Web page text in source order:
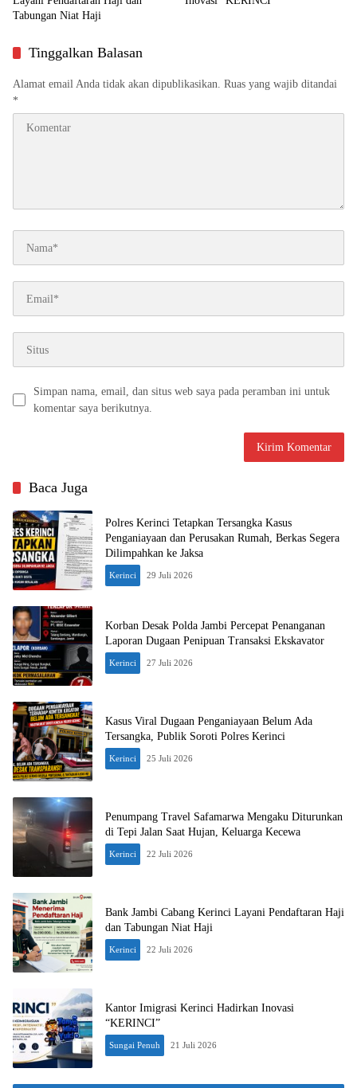
Tabungan Niat Haji
Tinggalkan Balasan
Alamat email Anda tidak akan dipublikasikan. Ruas yang wajib ditandai
*
Simpan nama, email, dan situs web saya pada peramban ini untuk
komentar saya berikutnya.
Baca Juga
Polres Kerinci Tetapkan Tersangka Kasus
Penganiayaan dan Perusakan Rumah, Berkas Segera
Dilimpahkan ke Jaksa
Kerinci 29 Juli 2026
Korban Desak Polda Jambi Percepat Penanganan
Laporan Dugaan Penipuan Transaksi Ekskavator
Kerinci 27 Juli 2026
Kasus Viral Dugaan Penganiayaan Belum Ada
Tersangka, Publik Soroti Polres Kerinci
Kerinci 25 Juli 2026
Penumpang Travel Safamarwa Mengaku Diturunkan
di Tepi Jalan Saat Hujan, Keluarga Kecewa
Kerinci 22 Juli 2026
Bank Jambi Cabang Kerinci Layani Pendaftaran Haji
dan Tabungan Niat Haji
Kerinci 22 Juli 2026
Kantor Imigrasi Kerinci Hadirkan Inovasi
“KERINCI”
Sungai Penuh 21 Juli 2026